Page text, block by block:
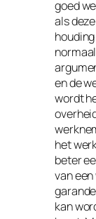
goed
als
en de
wordt
het
beter
van
kan